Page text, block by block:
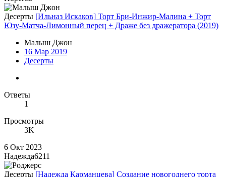
Десерты [Ильназ Искаков] Торт Бри-Инжир-Малина + Торт
Юзу-Матча-Лимонный перец + Драже без дражератора (2019)
Малыш Джон
16 Мар 2019
Десерты
Ответы
1
Просмотры
3K
6 Окт 2023
Надежда6211
Десерты [Надежда Карманцева] Создание новогоднего торта